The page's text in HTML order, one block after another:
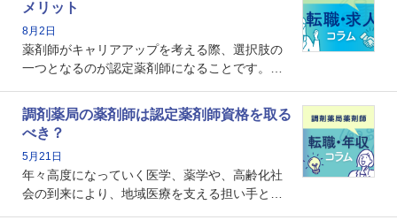
メリット
8月2日
薬剤師がキャリアアップを考える際、選択肢の
一つとなるのが認定薬剤師になることです。し
という声を聞いたことがあるかもしれません。
本記事では、認定薬剤師が「意味ない」といわ
れる理由や、取得するメリット、年収・キャリ
アへの影響を解説します。
調剤薬局の薬剤師は認定薬剤師資格を取る
べき？
5月21日
年々高度になっていく医学、薬学や、高齢化社
会の到来により、地域医療を支える担い手とし